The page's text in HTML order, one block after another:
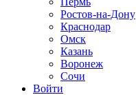
Ростов-на-Дону
Краснодар
Омск
Казань
Воронеж
Сочи
Войти